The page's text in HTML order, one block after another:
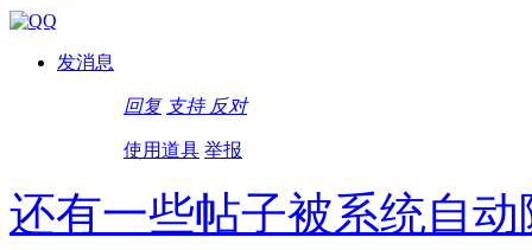
发消息
回复 支持 反对
使用道具 举报
还有一些帖子被系统自